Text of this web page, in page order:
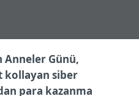
Günü,
kollayan siber
para kazanma